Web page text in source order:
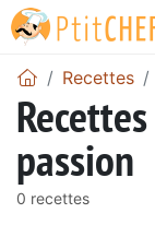
Recettes
passion
0 recettes